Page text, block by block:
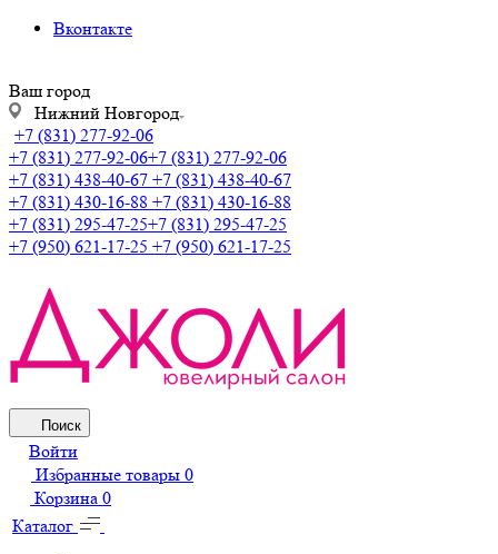
Вконтакте
Ваш город
Нижний Новгород
+7 (831) 277-92-06
+7 (831) 277-92-06+7 (831) 277-92-06
+7 (831) 438-40-67 +7 (831) 438-40-67
+7 (831) 430-16-88 +7 (831) 430-16-88
+7 (831) 295-47-25+7 (831) 295-47-25
+7 (950) 621-17-25 +7 (950) 621-17-25
Поиск
Войти
Избранные товары 0
Корзина 0
Каталог